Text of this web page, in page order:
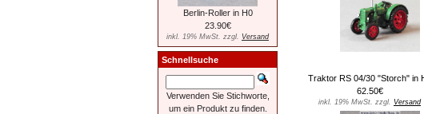
Traktor RS 04/30 "Storch" in
62.50€
inkl. 19% MwSt. zzgl. Versand
Berlin-Roller in H0
23.90€
inkl. 19% MwSt. zzgl. Versand
Schnellsuche
Verwenden Sie Stichworte,
um ein Produkt zu finden.